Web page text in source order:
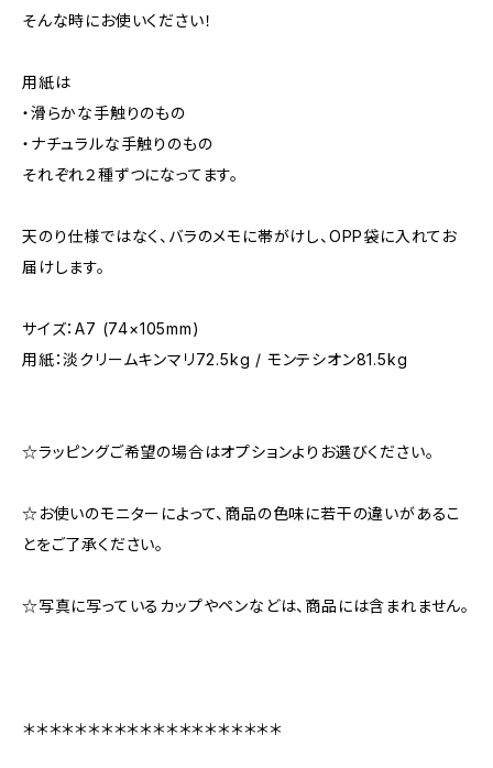
そんな時にお使いください！
用紙は
・滑らかな手触りのもの
・ナチュラルな手触りのもの
それぞれ２種ずつになってます。
天のり仕様ではなく、バラのメモに帯がけし、OPP袋に入れてお
届けします。
サイズ：A7 (74×105mm)
用紙：淡クリームキンマリ72.5kg / モンテシオン81.5kg
☆ラッピングご希望の場合はオプションよりお選びください。
☆お使いのモニターによって、商品の色味に若干の違いがあるこ
とをご了承ください。
☆写真に写っているカップやペンなどは、商品には含まれません。
＊＊＊＊＊＊＊＊＊＊＊＊＊＊＊＊＊＊＊＊